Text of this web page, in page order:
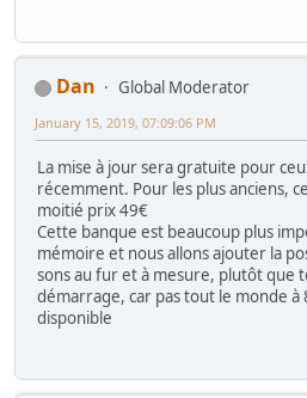
Dan
Global Moderator
January 15, 2019, 07:09:06 PM
La mise à jour sera gratuite pour
récemment. Pour les plus anciens,
moitié prix 49€
Cette banque est beaucoup plus
mémoire et nous allons ajouter la
sons au fur et à mesure, plutôt que
démarrage, car pas tout le monde à
disponible